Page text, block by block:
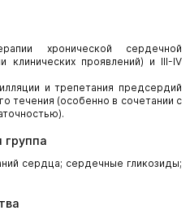
хронической сердечной
клинических проявлений) и III-IV
и трепетания предсердий
течения (особенно в сочетании с
сердца; сердечные гликозиды;